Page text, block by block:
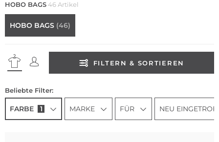
HOBO BAGS 46 Artikel
HOBO BAGS (46)
FILTERN & SORTIEREN
Beliebte Filter:
FARBE 1 MARKE FÜR NEU